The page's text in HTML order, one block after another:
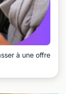
à une offre